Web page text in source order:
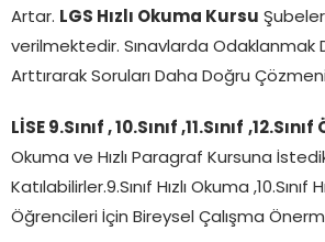
Artar. LGS Hızlı Okuma Kursu
verilmektedir. Sınavlarda Odaklanmak
Arttırarak Soruları Daha Doğru
LİSE 9.Sınıf , 10.Sınıf ,11.Sınıf
Okuma ve Hızlı Paragraf Kursuna
Katılabilirler.9.Sınıf Hızlı Okuma ,10.Sınıf
Öğrencileri İçin Bireysel Çalışma